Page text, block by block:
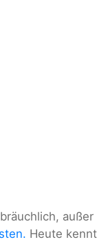
Heute